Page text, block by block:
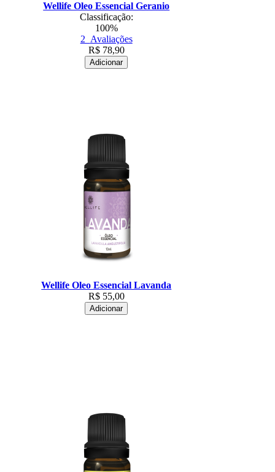
Wellife Oleo Essencial Geranio
Classificação:
100%
2 Avaliações
R$ 78,90
Adicionar
Wellife Oleo Essencial Lavanda
R$ 55,00
Adicionar